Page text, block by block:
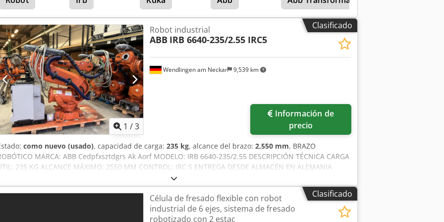
1200 x 800. El sistema de vacío también se puede utilizar para levantar palés de plástico y láminas
interponibles. Actualmente, el panel de control del robot está montado dentro del panel de control
principal. Cjdpjzrzihjfx Ak Ajrf
Clasificado
1 /3
Wendlingen am Neckar 9,539 km
Robot industrial
ABB IRB 6640-235/2.55 IRC5
precio
como nuevo (usado), capacidad de carga: 235 kg, alcance del brazo: 2,550 mm, BRAZO
MARCA: ABB Cedpfxsztdgrs Ak Aorf MODELO: IRB 6640-235/2.55 DESCRIPCIÓN TÉCNICA CARGA
235 KG ALCANCE MÁXIMO: 2550 MM CONTROL: IRC 5 ENTREGA DESDE ALMACÉN EN ALEMANIA
Clasificado
Célula de fresado flexible con robot
industrial de 6 ejes, sistema de fresado
robotizado con 2 estac